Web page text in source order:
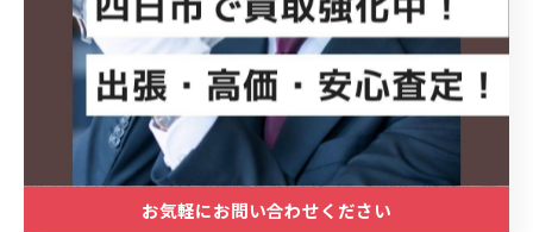
向上にもつながります。
リサイクルショップの楽しみ方と共感体験
リサイクルショップの最大の楽しみは、偶然の出会いや
掘り出し物を見つける過程にあります。新品にはないユ
ニークなデザインや、時代を感じるアイテムに出会う
お気軽にお問い合わせください